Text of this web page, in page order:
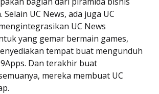
UC News, ada juga UC
UC News
yang gemar bermain games,
tempat buat mengunduh
Dan terakhir buat
mereka membuat UC